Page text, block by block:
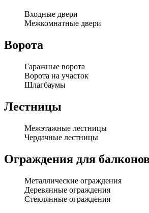
Входные двери
Межкомнатные двери
Ворота
Гаражные ворота
Ворота на участок
Шлагбаумы
Лестницы
Межэтажные лестницы
Чердачные лестницы
Ограждения для
Металлические ограждения
Деревянные ограждения
Стеклянные ограждения